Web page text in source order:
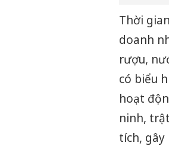
Thời
doanh
rượu,
có biểu
hoạt
ninh,
tích,